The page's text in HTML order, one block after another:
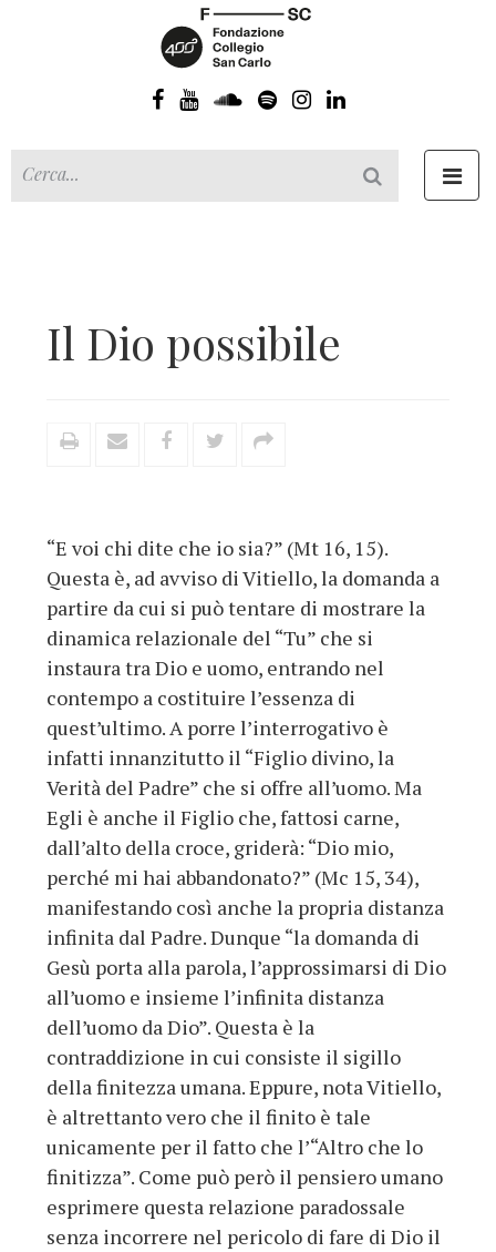
Il Dio possibile
“E voi chi dite che io sia?” (Mt 16, 15).
Questa è, ad avviso di Vitiello, la domanda a
partire da cui si può tentare di mostrare la
dinamica relazionale del “Tu” che si
instaura tra Dio e uomo, entrando nel
contempo a costituire l’essenza di
quest’ultimo. A porre l’interrogativo è
infatti innanzitutto il “Figlio divino, la
Verità del Padre” che si offre all’uomo. Ma
Egli è anche il Figlio che, fattosi carne,
dall’alto della croce, griderà: “Dio mio,
perché mi hai abbandonato?” (Mc 15, 34),
manifestando così anche la propria distanza
infinita dal Padre. Dunque “la domanda di
Gesù porta alla parola, l’approssimarsi di Dio
all’uomo e insieme l’infinita distanza
dell’uomo da Dio”. Questa è la
contraddizione in cui consiste il sigillo
della finitezza umana. Eppure, nota Vitiello,
è altrettanto vero che il finito è tale
unicamente per il fatto che l’“Altro che lo
finitizza”. Come può però il pensiero umano
esprimere questa relazione paradossale
senza incorrere nel pericolo di fare di Dio il